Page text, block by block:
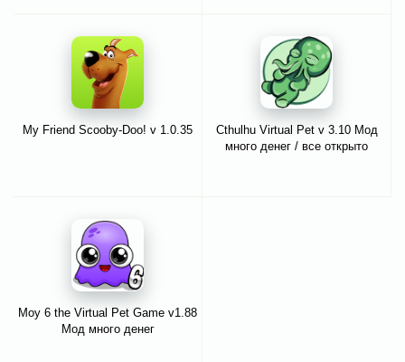
My Friend Scooby-Doo! v 1.0.35
Cthulhu Virtual Pet v 3.10 Мод
много денег / все открыто
Moy 6 the Virtual Pet Game v1.88
Мод много денег